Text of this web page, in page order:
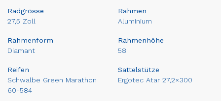
Radgrösse
27,5 Zoll
Rahmen
Aluminium
Rahmenform
Diamant
Rahmenhöhe
58
Reifen
Schwalbe Green Marathon
60-584
Sattelstütze
Ergotec Atar 27,2×300